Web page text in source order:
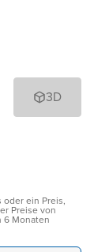
3D
oder ein Preis,
Preise von
6 Monaten